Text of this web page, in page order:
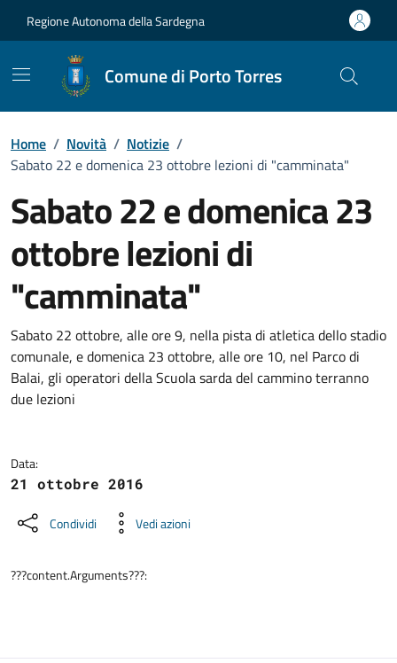
Regione Autonoma della Sardegna
Comune di Porto Torres
Home / Novità / Notizie /
Sabato 22 e domenica 23 ottobre lezioni di "camminata"
Sabato 22 e domenica 23
ottobre lezioni di
"camminata"
Dettagli della notizia
Sabato 22 ottobre, alle ore 9, nella pista di atletica dello stadio
comunale, e domenica 23 ottobre, alle ore 10, nel Parco di
Balai, gli operatori della Scuola sarda del cammino terranno
due lezioni
Data:
21 ottobre 2016
Condividi Vedi azioni
???content.Arguments???: